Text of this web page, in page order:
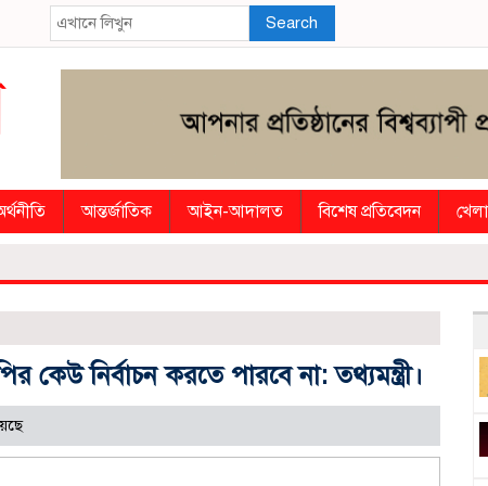
Search
আন্তর্জাতিক আইন-আদালত বিশেষ প্রতিবেদন
কেউ নির্বাচন করতে পারবে না: তথ্যমন্ত্রী।